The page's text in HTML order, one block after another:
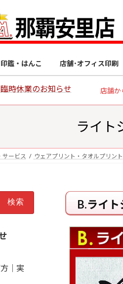
印鑑・はんこ 店舗･オフィス印刷
時休業のお知らせ 店舗
ライト
サービス ウェアプリント・タオルプリント
B.ライ
｜実